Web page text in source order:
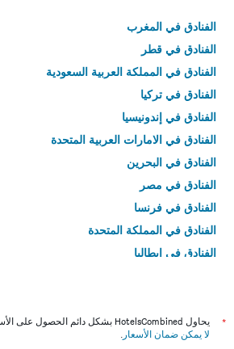
الفنادق في المغرب
الفنادق في قطر
الفنادق في المملكة العربية السعودية
الفنادق في تركيا
الفنادق في إندونيسيا
الفنادق في الامارات العربية المتحدة
الفنادق في البحرين
الفنادق في مصر
الفنادق في فرنسا
الفنادق في المملكة المتحدة
الفنادق في إيطاليا
*
يحاول HotelsCombined بشكل دائم الحصول على الأسعار الدقيقة، ولكن
لا يمكن ضمان الأسعار .